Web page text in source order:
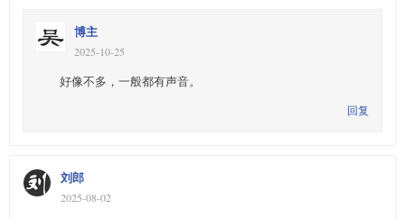
博主
2025-10-25
好像不多，一般都有声音。
回复
刘郎
2025-08-02